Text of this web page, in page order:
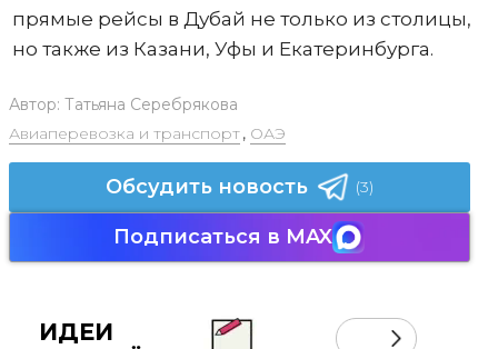
прямые рейсы в Дубай не только из столицы,
но также из Казани, Уфы и Екатеринбурга.
Автор: Татьяна Серебрякова
Авиаперевозка и транспорт, ОАЭ
Обсудить новость (3)
Подписаться в MAX
ИДЕИ